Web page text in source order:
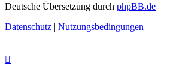
Deutsche Übersetzung durch phpBB.de
Datenschutz | Nutzungsbedingungen